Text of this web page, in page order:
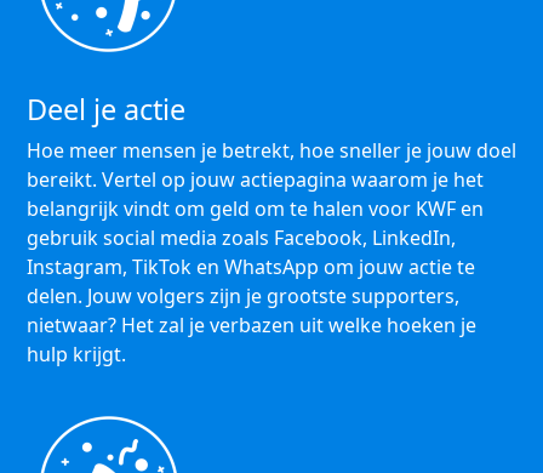
Deel je actie
Hoe meer mensen je betrekt, hoe sneller je jouw doel
bereikt. Vertel op jouw actiepagina waarom je het
belangrijk vindt om geld om te halen voor KWF en
gebruik social media zoals Facebook, LinkedIn,
Instagram, TikTok en WhatsApp om jouw actie te
delen. Jouw volgers zijn je grootste supporters,
nietwaar? Het zal je verbazen uit welke hoeken je
hulp krijgt.